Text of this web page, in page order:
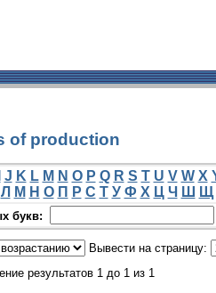
of production
J K L M N O P Q R S T U V W X
Л М Н О П Р С Т У Ф Х Ц Ч Ш Щ
букв:
Вывести на страницу:
результатов 1 до 1 из 1